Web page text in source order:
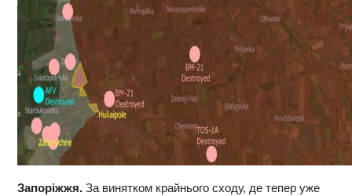
Запоріжжя. За винятком крайнього сходу, де тепер уже